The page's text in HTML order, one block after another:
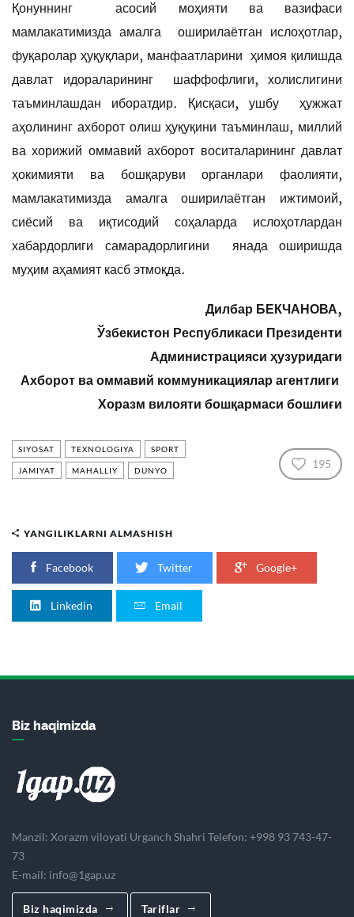
Қонуннинг асосий моҳияти ва вазифаси
мамлакатимизда амалга оширилаётган ислоҳотлар,
фуқаролар ҳуқуқлари, манфаатларини ҳимоя қилишда
давлат идораларининг шаффофлиги, холислигини
таъминлашдан иборатдир. Қисқаси, ушбу ҳужжат
аҳолининг ахборот олиш ҳуқуқини таъминлаш, миллий
ва хорижий оммавий ахборот воситаларининг давлат
ҳокимияти ва бошқаруви органлари фаолияти,
мамлакатимизда амалга оширилаётган ижтимоий,
сиёсий ва иқтисодий соҳаларда ислоҳотлардан
хабардорлиги самарадорлигини янада оширишда
муҳим аҳамият касб этмоқда.
Дилбар БЕКЧАНОВА,
Ўзбекистон Республикаси Президенти
Администрацияси ҳузуридаги
Ахборот ва оммавий коммуникациялар агентлиги
Хоразм вилояти бошқармаси бошлиғи
SIYOSAT TEXNOLOGIYA SPORT
JAMIYAT MAHALLIY DUNYO 195
YANGILIKLARNI ALMASHISH
Facebook Twitter Google+
Linkedin Email
Biz haqimizda
Manzil: Xorazm viloyati Urganch Shahri Telefon: +998 93 743-47-
73
E-mail: info@1gap.uz
Biz haqimizda Tariflar